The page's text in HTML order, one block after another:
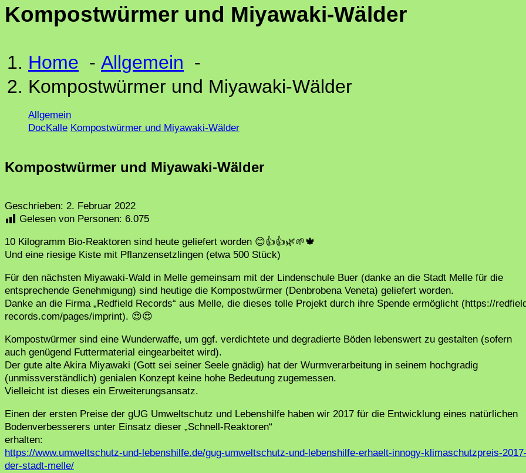
Kompostwürmer und Miyawaki-Wälder
Home - Allgemein -
Kompostwürmer und Miyawaki-Wälder
Allgemein
DocKalle Kompostwürmer und Miyawaki-Wälder
Kompostwürmer und Miyawaki-Wälder
Geschrieben: 2. Februar 2022
Gelesen von Personen: 6.075
10 Kilogramm Bio-Reaktoren sind heute geliefert worden 😊👍👍🌿🌱🍁
Und eine riesige Kiste mit Pflanzensetzlingen (etwa 500 Stück)
Für den nächsten Miyawaki-Wald in Melle gemeinsam mit der Lindenschule Buer (danke an die Stadt Melle für die
entsprechende Genehmigung) sind heutige die Kompostwürmer (Denbrobena Veneta) geliefert worden.
Danke an die Firma „Redfield Records“ aus Melle, die dieses tolle Projekt durch ihre Spende ermöglicht (https://
records.com/pages/imprint). 😍😍
Kompostwürmer sind eine Wunderwaffe, um ggf. verdichtete und degradierte Böden lebenswert zu gestalten (sofern
auch genügend Futtermaterial eingearbeitet wird).
Der gute alte Akira Miyawaki (Gott sei seiner Seele gnädig) hat der Wurmverarbeitung in seinem hochgradig
(unmissverständlich) genialen Konzept keine hohe Bedeutung zugemessen.
Vielleicht ist dieses ein Erweiterungsansatz.
Einen der ersten Preise der gUG Umweltschutz und Lebenshilfe haben wir 2017 für die Entwicklung eines natürlichen
Bodenverbesserers unter Einsatz dieser „Schnell-Reaktoren“
erhalten:
https://www.umweltschutz-und-lebenshilfe.de/gug-umweltschutz-und-lebenshilfe-erhaelt-innogy-klimaschutzpreis-
der-stadt-melle/